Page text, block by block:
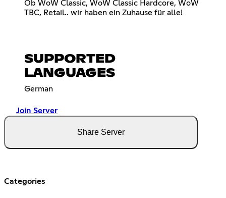
Ob WoW Classic, WoW Classic Hardcore, WoW
TBC, Retail.. wir haben ein Zuhause für alle!
SUPPORTED
LANGUAGES
German
Join Server
Share Server
Categories